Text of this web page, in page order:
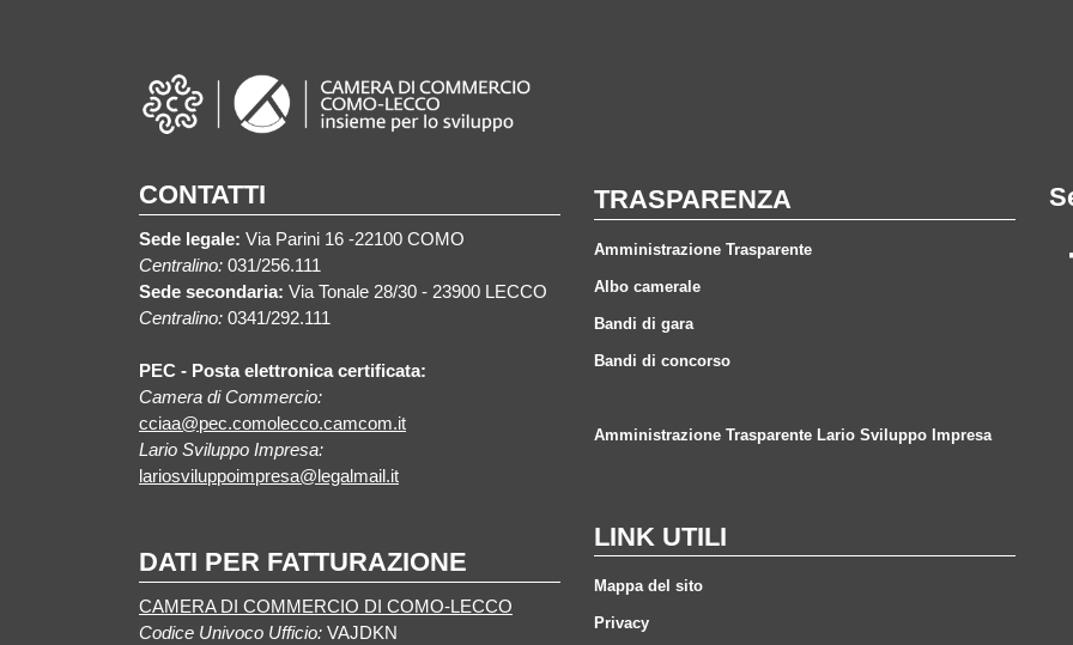
CONTATTI
Sede legale: Via Parini 16 -22100 COMO
Centralino: 031/256.111
Sede secondaria: Via Tonale 28/30 - 23900 LECCO
Centralino: 0341/292.111
PEC - Posta elettronica certificata:
Camera di Commercio:
cciaa@pec.comolecco.camcom.it
Lario Sviluppo Impresa:
lariosviluppoimpresa@legalmail.it
DATI PER FATTURAZIONE
CAMERA DI COMMERCIO DI COMO-LECCO
Codice Univoco Ufficio: VAJDKN
TRASPARENZA
Amministrazione Trasparente
Albo camerale
Bandi di gara
Bandi di concorso
Amministrazione Trasparente Lario Sviluppo Impresa
LINK UTILI
Mappa del sito
Privacy